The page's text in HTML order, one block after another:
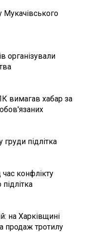
Мукачівського
організували
вимагав хабар за
підлітка
конфлікту
на Харківщині
продаж тротилу